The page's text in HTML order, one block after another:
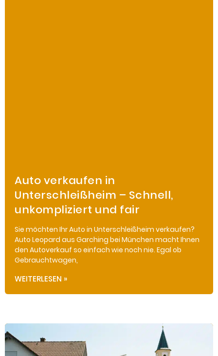
Auto verkaufen in
Unterschleißheim – Schnell,
unkompliziert und fair
Sie möchten Ihr Auto in Unterschleißheim verkaufen?
Auto Leopard aus Garching bei München macht Ihnen
den Autoverkauf so einfach wie noch nie. Egal ob
Gebrauchtwagen,
WEITERLESEN »